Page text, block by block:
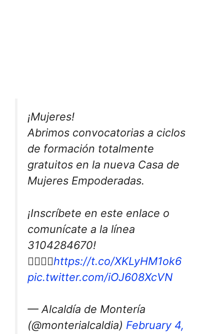
¡Mujeres!
Abrimos convocatorias a ciclos
de formación totalmente
gratuitos en la nueva Casa de
Mujeres Empoderadas.
¡Inscríbete en este enlace o
comunícate a la línea
3104284670!
👇🏻👇🏻https://t.co/XKLyHM1ok6
pic.twitter.com/iOJ608XcVN
— Alcaldía de Montería
(@monterialcaldia) February 4,